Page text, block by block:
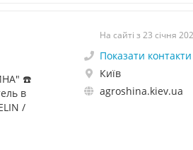
☎️
в
/
На сайті з 23 січня
Показати контакти
Київ
agroshina.kiev.ua